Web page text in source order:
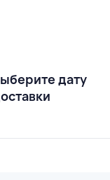
дату